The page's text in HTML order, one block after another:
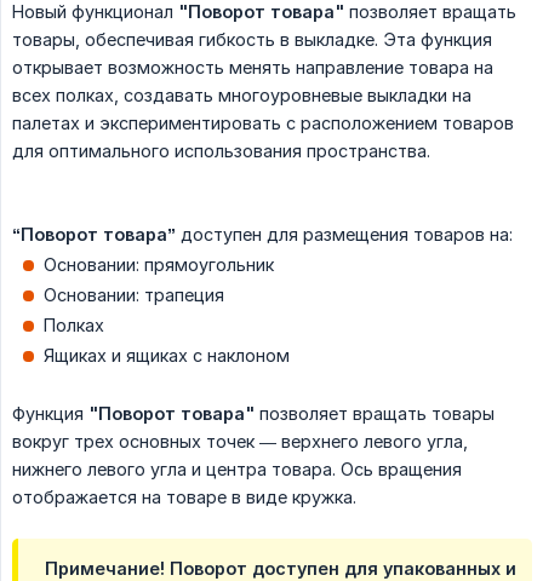
Новый функционал "Поворот товара" позволяет вращать
товары, обеспечивая гибкость в выкладке. Эта функция
открывает возможность менять направление товара на
всех полках, создавать многоуровневые выкладки на
палетах и экспериментировать с расположением товаров
для оптимального использования пространства.
“Поворот товара” доступен для размещения товаров на:
Основании: прямоугольник
Основании: трапеция
Полках
Ящиках и ящиках c наклоном
Функция "Поворот товара" позволяет вращать товары
вокруг трех основных точек — верхнего левого угла,
нижнего левого угла и центра товара. Ось вращения
отображается на товаре в виде кружка.
Примечание! Поворот доступен для упакованных и